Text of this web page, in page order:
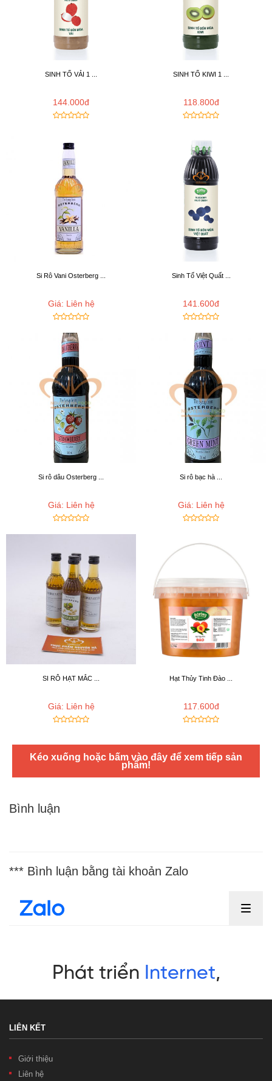
SINH TỐ VẢI 1 ...
144.000đ
SINH TỐ KIWI 1 ...
118.800đ
Si Rô Vani Osterberg ...
Giá: Liên hệ
Sinh Tố Việt Quất ...
141.600đ
Si rô dâu Osterberg ...
Giá: Liên hệ
Si rô bạc hà ...
Giá: Liên hệ
SI RÔ HẠT MẮC ...
Giá: Liên hệ
Hạt Thủy Tinh Đào ...
117.600đ
Kéo xuống hoặc bấm vào đây để xem tiếp sản
phẩm!
Bình luận
*** Bình luận bằng tài khoản Zalo
LIÊN KẾT
Giới thiệu
Liên hệ